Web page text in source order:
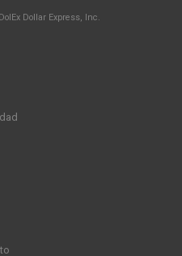
t
t
Dollar Express, Inc.